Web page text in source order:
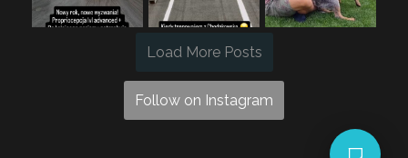
Load More Posts
Follow on Instagram